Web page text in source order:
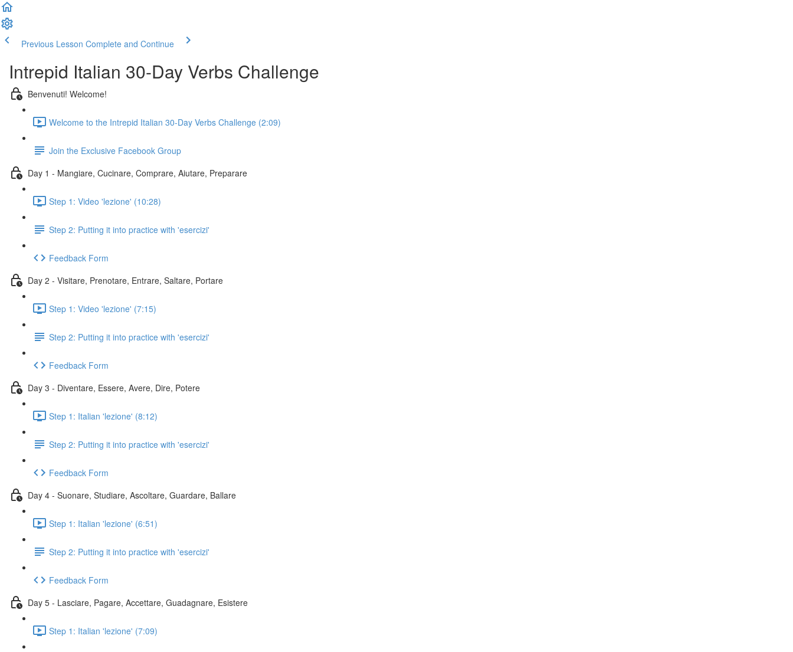
Previous Lesson Complete and Continue
Intrepid Italian 30-Day Verbs Challenge
Benvenuti! Welcome!
Welcome to the Intrepid Italian 30-Day Verbs Challenge (2:09)
Join the Exclusive Facebook Group
Day 1 - Mangiare, Cucinare, Comprare, Aiutare, Preparare
Step 1: Video 'lezione' (10:28)
Step 2: Putting it into practice with 'esercizi'
Feedback Form
Day 2 - Visitare, Prenotare, Entrare, Saltare, Portare
Step 1: Video 'lezione' (7:15)
Step 2: Putting it into practice with 'esercizi'
Feedback Form
Day 3 - Diventare, Essere, Avere, Dire, Potere
Step 1: Italian 'lezione' (8:12)
Step 2: Putting it into practice with 'esercizi'
Feedback Form
Day 4 - Suonare, Studiare, Ascoltare, Guardare, Ballare
Step 1: Italian 'lezione' (6:51)
Step 2: Putting it into practice with 'esercizi'
Feedback Form
Day 5 - Lasciare, Pagare, Accettare, Guadagnare, Esistere
Step 1: Italian 'lezione' (7:09)